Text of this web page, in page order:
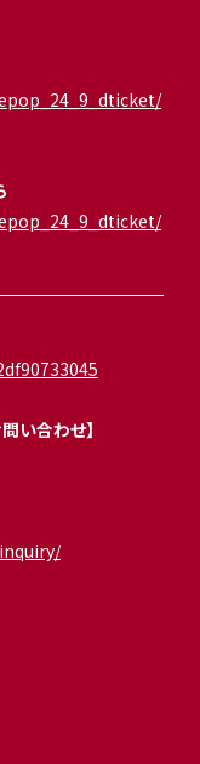
い合わせ】